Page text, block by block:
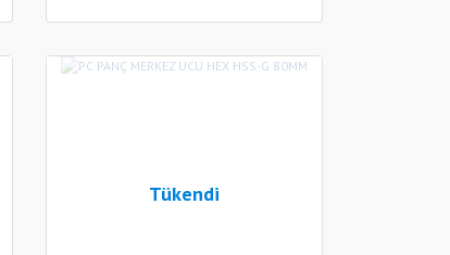
Tükendi